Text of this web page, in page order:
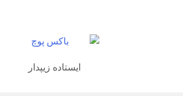
ایستاده زیپدار